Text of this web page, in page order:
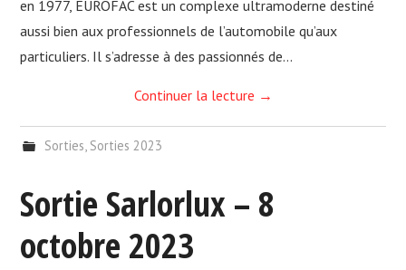
en 1977, EUROFAC est un complexe ultramoderne destiné
aussi bien aux professionnels de l’automobile qu’aux
particuliers. Il s’adresse à des passionnés de…
Continuer la lecture →
Sorties, Sorties 2023
Sortie Sarlorlux – 8
octobre 2023